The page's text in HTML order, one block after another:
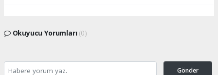
Okuyucu Yorumları (0)
Gönder